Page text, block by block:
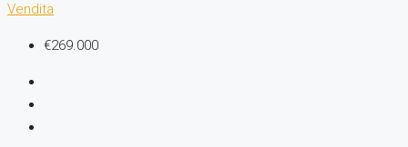
Vendita
€269.000